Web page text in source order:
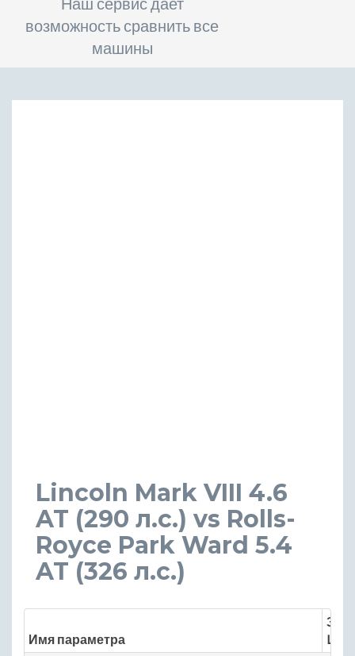
возможность сравнить все
машины
Lincoln Mark VIII 4.6
AT (290 л.с.) vs Rolls-
Royce Park Ward 5.4
AT (326 л.с.)
Имя параметра